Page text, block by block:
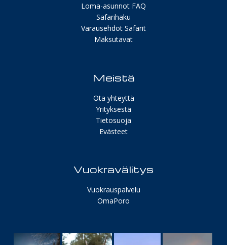
Loma-asunnot FAQ
Safarihaku
Varausehdot Safarit
Maksutavat
Meistä
Ota yhteyttä
Yrityksestä
Tietosuoja
Evästeet
Vuokravälitys
Vuokrauspalvelu
OmaPoro